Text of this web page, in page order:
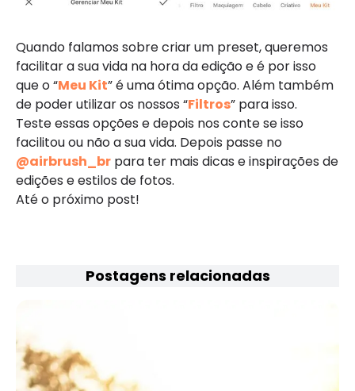
Quando falamos sobre criar um preset, queremos
facilitar a sua vida na hora da edição e é por isso
que o “Meu Kit” é uma ótima opção. Além também
de poder utilizar os nossos “Filtros” para isso.
Teste essas opções e depois nos conte se isso
facilitou ou não a sua vida. Depois passe no
@airbrush_br para ter mais dicas e inspirações de
edições e estilos de fotos.
Até o próximo post!
Postagens relacionadas